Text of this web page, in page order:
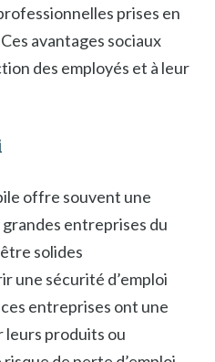
prises en
avantages sociaux
des employés et à leur
offre souvent une
grandes entreprises du
solides
une sécurité d’emploi
entreprises ont une
leurs produits ou